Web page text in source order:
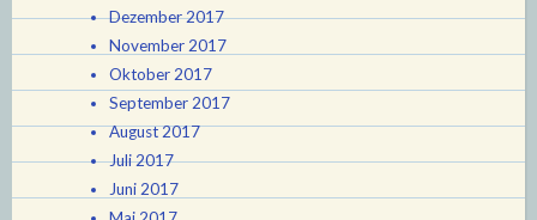
Dezember 2017
November 2017
Oktober 2017
September 2017
August 2017
Juli 2017
Juni 2017